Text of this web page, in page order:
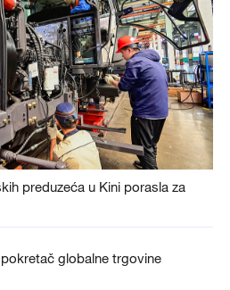
preduzeća u Kini porasla za
globalne trgovine